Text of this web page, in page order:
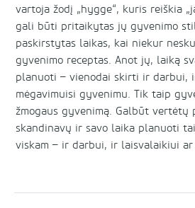
vartoja žodį „hygge“, kuris reiškia
gali būti pritaikytas jų gyvenimo
paskirstytas laikas, kai niekur
gyvenimo receptas. Anot jų, laiką
planuoti – vienodai skirti ir darbui,
mėgavimuisi gyvenimu. Tik taip
žmogaus gyvenimą. Galbūt vertėtų
skandinavų ir savo laika planuoti
viskam – ir darbui, ir laisvalaikiui ar